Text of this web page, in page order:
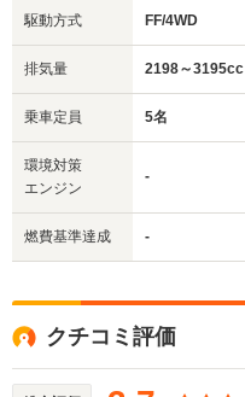
駆動方式 FF/4WD
排気量 2198～3195cc
乗車定員 5名
環境対策
エンジン
-
燃費基準達成 -
クチコミ評価